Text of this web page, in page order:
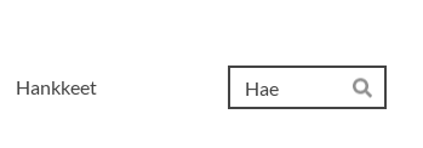
Hankkeet
Hae